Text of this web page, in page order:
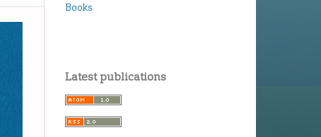
Books
Latest publications